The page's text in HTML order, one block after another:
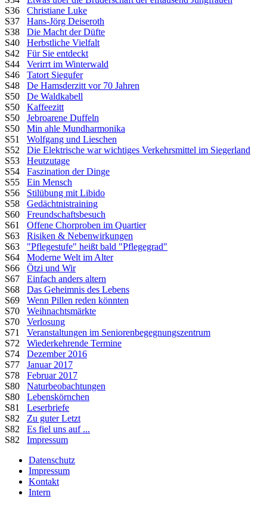
S36 Christiane Luke
S37 Hans-Jörg Deiseroth
S38 Die Macht der Düfte
S40 Herbstliche Vielfalt
S42 Für Sie entdeckt
S44 Verirrt im Winterwald
S46 Tatort Siegufer
S48 De Hamsderzitt vor 70 Jahren
S50 De Waldkabell
S50 Kaffeezitt
S50 Jebroarene Duffeln
S50 Min ahle Mundharmonika
S51 Wolfgang und Lieschen
S52 Die Elektrische war wichtiges Verkehrsmittel im Siegerland
S53 Heutzutage
S54 Faszination der Dinge
S55 Ein Mensch
S56 Stilübung mit Libido
S58 Gedächtnistraining
S60 Freundschaftsbesuch
S61 Offene Chorproben im Quartier
S63 Risiken & Nebenwirkungen
S63 "Pflegestufe" heißt bald "Pflegegrad"
S64 Moderne Welt im Alter
S66 Ötzi und Wir
S67 Einfach anders altern
S68 Das Geheimnis des Lebens
S69 Wenn Pillen reden könnten
S70 Weihnachtsmärkte
S70 Verlosung
S71 Veranstaltungen im Seniorenbegegnungszentrum
S72 Wiederkehrende Termine
S74 Dezember 2016
S77 Januar 2017
S78 Februar 2017
S80 Naturbeobachtungen
S80 Lebenskörnchen
S81 Leserbriefe
S82 Zu guter Letzt
S82 Es fiel uns auf ...
S82 Impressum
Datenschutz
Impressum
Kontakt
Intern